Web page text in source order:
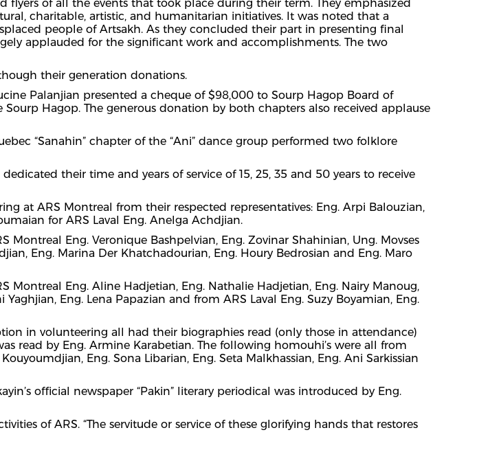
of all the events that took place during their term. They emphasized
charitable, artistic, and humanitarian initiatives. It was noted that a
people of Artsakh. As they concluded their part in presenting final
applauded for the significant work and accomplishments. The two
their generation donations.
Palanjian presented a cheque of $98,000 to Sourp Hagop Board of
Sourp Hagop. The generous donation by both chapters also received applause
“Sanahin” chapter of the “Ani” dance group performed two folklore
their time and years of service of 15, 25, 35 and 50 years to receive
at ARS Montreal from their respected representatives: Eng. Arpi Balouzian,
for ARS Laval Eng. Anelga Achdjian.
Montreal Eng. Veronique Bashpelvian, Eng. Zovinar Shahinian, Ung. Movses
Eng. Marina Der Khatchadourian, Eng. Houry Bedrosian and Eng. Maro
Montreal Eng. Aline Hadjetian, Eng. Nathalie Hadjetian, Eng. Nairy Manoug,
Yaghjian, Eng. Lena Papazian and from ARS Laval Eng. Suzy Boyamian, Eng.
in volunteering all had their biographies read (only those in attendance)
read by Eng. Armine Karabetian. The following homouhi’s were all from
Eng. Sona Libarian, Eng. Seta Malkhassian, Eng. Ani Sarkissian
official newspaper “Pakin” literary periodical was introduced by Eng.
of ARS. “The servitude or service of these glorifying hands that restores